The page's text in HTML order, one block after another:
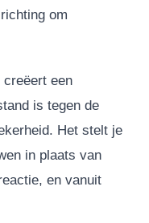
om
creëert een
is tegen de
Het stelt je
in plaats van
en vanuit